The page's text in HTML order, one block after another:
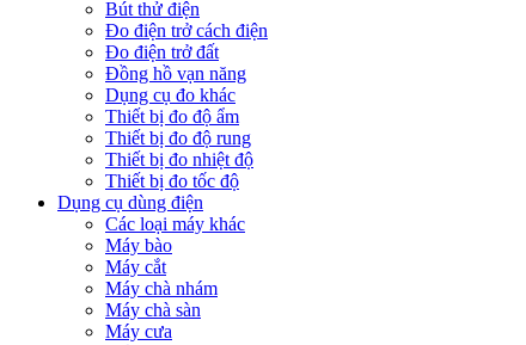
Bút thử điện
Đo điện trở cách điện
Đo điện trở đất
Đồng hồ vạn năng
Dụng cụ đo khác
Thiết bị đo độ ẩm
Thiết bị đo độ rung
Thiết bị đo nhiệt độ
Thiết bị đo tốc độ
Dụng cụ dùng điện
Các loại máy khác
Máy bào
Máy cắt
Máy chà nhám
Máy chà sàn
Máy cưa